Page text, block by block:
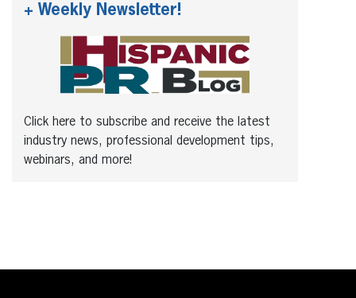
+ Weekly Newsletter!
Click here to subscribe and receive the latest
industry news, professional development tips,
webinars, and more!